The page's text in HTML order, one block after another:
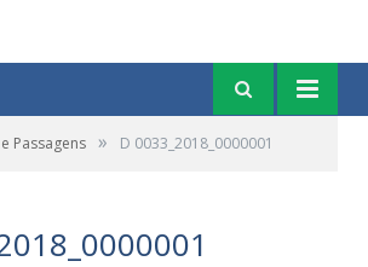
Passagens » D 0033_2018_0000001